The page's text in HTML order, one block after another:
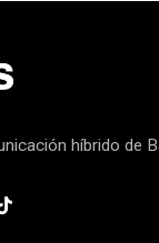
híbrido de